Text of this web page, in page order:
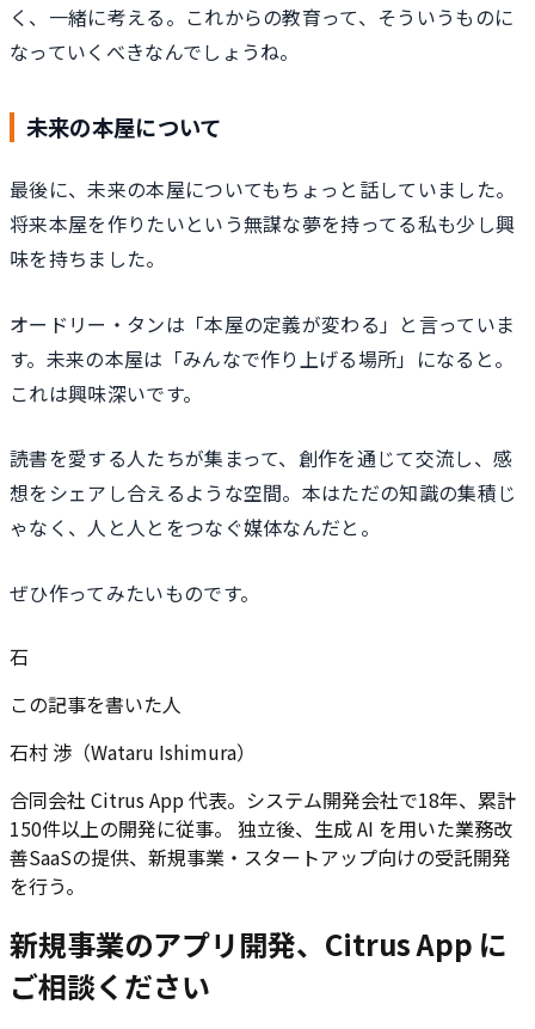
く、一緒に考える。これからの教育って、そういうものに
なっていくべきなんでしょうね。
未来の本屋について
最後に、未来の本屋についてもちょっと話していました。
将来本屋を作りたいという無謀な夢を持ってる私も少し興
味を持ちました。
オードリー・タンは「本屋の定義が変わる」と言っていま
す。未来の本屋は「みんなで作り上げる場所」になると。
これは興味深いです。
読書を愛する人たちが集まって、創作を通じて交流し、感
想をシェアし合えるような空間。本はただの知識の集積じ
ゃなく、人と人とをつなぐ媒体なんだと。
ぜひ作ってみたいものです。
石
この記事を書いた人
石村 渉（Wataru Ishimura）
合同会社 Citrus App 代表。システム開発会社で18年、累計
150件以上の開発に従事。 独立後、生成 AI を用いた業務改
善SaaSの提供、新規事業・スタートアップ向けの受託開発
を行う。
新規事業のアプリ開発、Citrus App に
ご相談ください